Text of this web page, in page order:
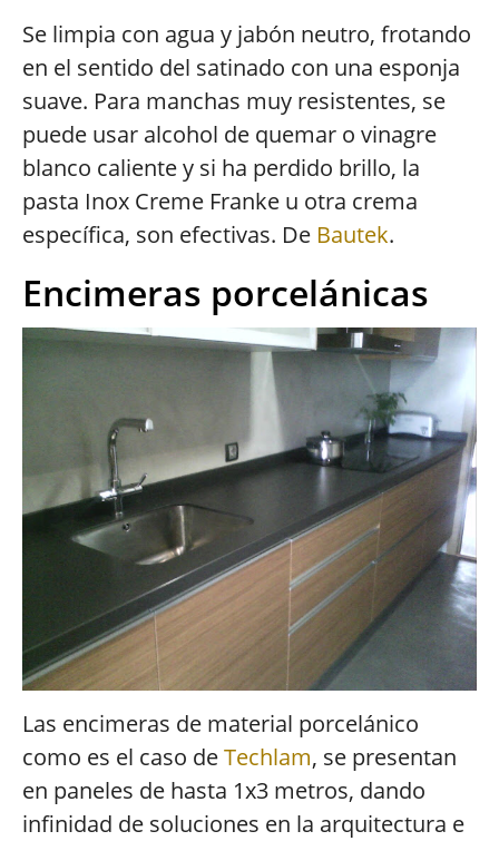
Se limpia con agua y jabón neutro, frotando
en el sentido del satinado con una esponja
suave. Para manchas muy resistentes, se
puede usar alcohol de quemar o vinagre
blanco caliente y si ha perdido brillo, la
pasta Inox Creme Franke u otra crema
específica, son efectivas. De Bautek.
Encimeras porcelánicas
Las encimeras de material porcelánico
como es el caso deTechlam, se presentan
en paneles de hasta 1x3 metros, dando
infinidad de soluciones en la arquitectura e